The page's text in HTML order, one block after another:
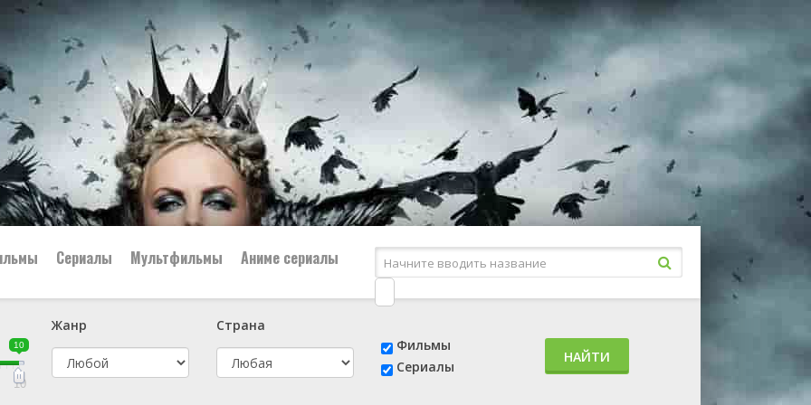
👨‍✈️ Военный
🕵️‍♂️ Детектив
Сериалы Мультфильмы Аниме сериалы
10
10
Жанр
Страна
Фильмы
Сериалы
НАЙТИ